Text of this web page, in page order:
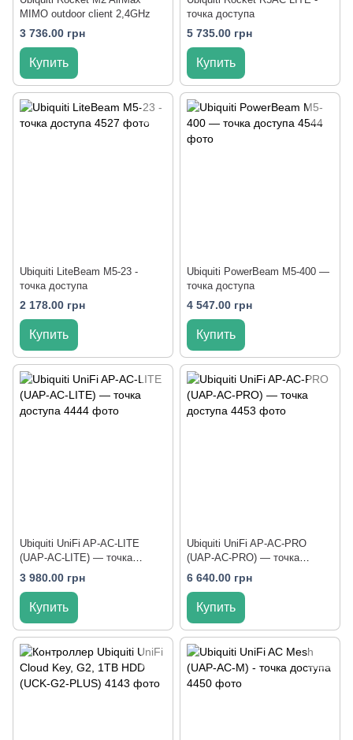
MIMO outdoor client 2,4GHz
3 736.00 грн
Купить
точка доступа
5 735.00 грн
Купить
Ubiquiti LiteBeam M5-23 -
точка доступа
2 178.00 грн
Купить
Ubiquiti PowerBeam M5-400 —
точка доступа
4 547.00 грн
Купить
Ubiquiti UniFi AP-AC-LITE
(UAP-AC-LITE) — точка
доступа
3 980.00 грн
Купить
Ubiquiti UniFi AP-AC-PRO
(UAP-AC-PRO) — точка
доступа
6 640.00 грн
Купить